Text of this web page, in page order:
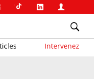
Intervenez